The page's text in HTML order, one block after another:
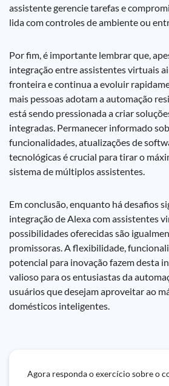
assistente gerencie tarefas e
lida com controles de ambiente ou
Por fim, é importante lembrar que,
integração entre assistentes virtuais
fronteira e continua a evoluir
mais pessoas adotam a automação
está sendo pressionada a criar
integradas. Permanecer informado
funcionalidades, atualizações de
tecnológicas é crucial para tirar o
sistema de múltiplos assistentes.
Em conclusão, enquanto há desafios
integração de Alexa com assistentes
possibilidades oferecidas são
promissoras. A flexibilidade,
potencial para inovação fazem desta
valioso para os entusiastas da
usuários que desejam aproveitar ao
domésticos inteligentes.
Agora responda o exercício sobre o